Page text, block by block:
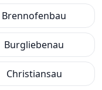
Brennofenbau
Burgliebenau
Christiansau